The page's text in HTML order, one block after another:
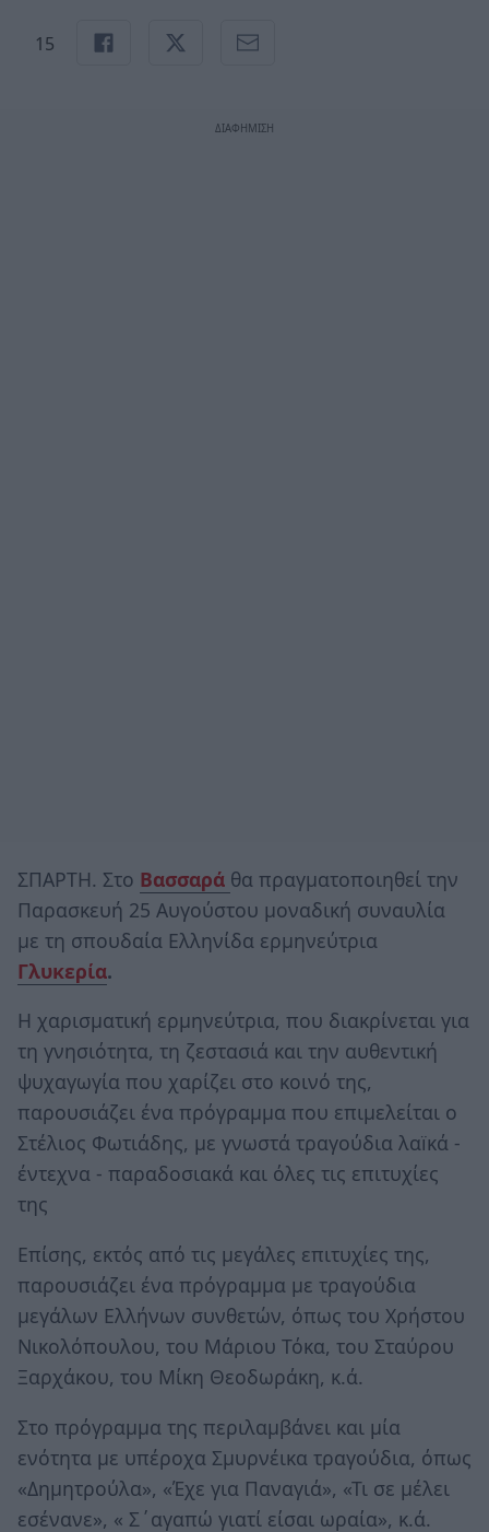
15
ΣΠΑΡΤΗ. Στο Βασσαρά θα πραγματοποιηθεί την
Παρασκευή 25 Αυγούστου μοναδική συναυλία
με τη σπουδαία Ελληνίδα ερμηνεύτρια
Γλυκερία.
Η χαρισματική ερμηνεύτρια, που διακρίνεται για
τη γνησιότητα, τη ζεστασιά και την αυθεντική
ψυχαγωγία που χαρίζει στο κοινό της,
παρουσιάζει ένα πρόγραμμα που επιμελείται ο
Στέλιος Φωτιάδης, με γνωστά τραγούδια λαïκά -
έντεχνα - παραδοσιακά και όλες τις επιτυχίες
της
Επίσης, εκτός από τις μεγάλες επιτυχίες της,
παρουσιάζει ένα πρόγραμμα με τραγούδια
μεγάλων Ελλήνων συνθετών, όπως του Χρήστου
Νικολόπουλου, του Μάριου Τόκα, του Σταύρου
Ξαρχάκου, του Μίκη Θεοδωράκη, κ.ά.
Στο πρόγραμμα της περιλαμβάνει και μία
ενότητα με υπέροχα Σμυρνέικα τραγούδια, όπως
«Δημητρούλα», «Έχε για Παναγιά», «Τι σε μέλει
εσένανε», « Σ΄αγαπώ γιατί είσαι ωραία», κ.ά.